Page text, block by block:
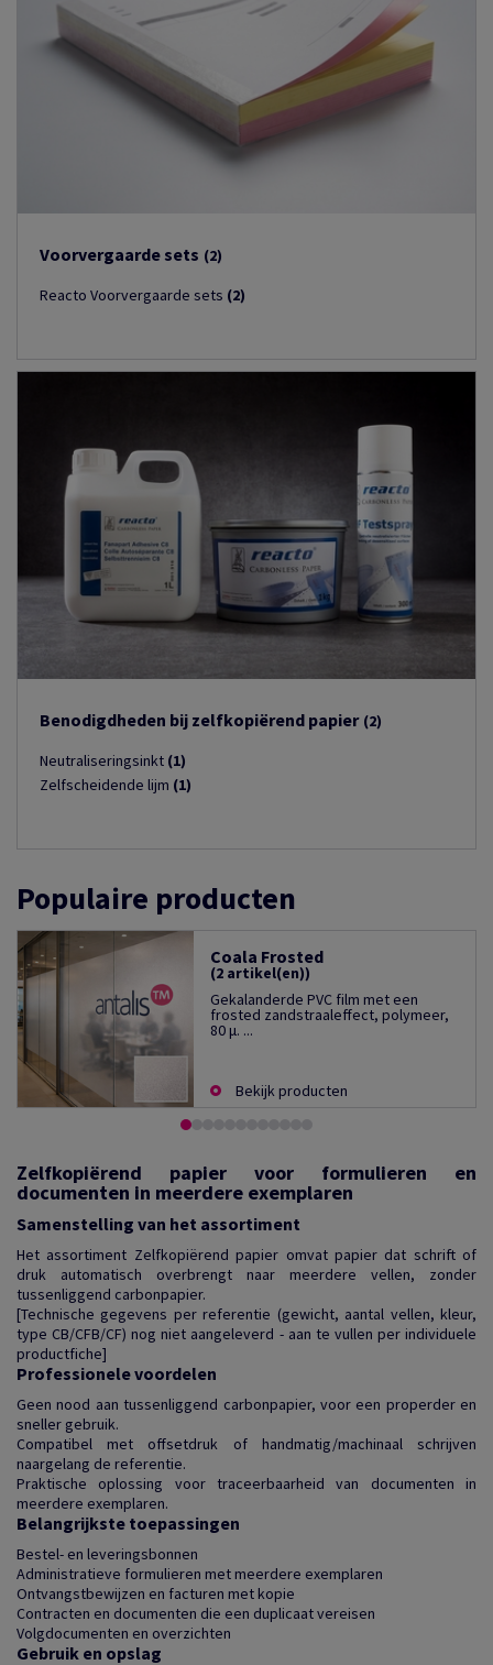
Voorvergaarde sets (2)
Reacto Voorvergaarde sets (2)
Benodigdheden bij zelfkopiërend papier (2)
Neutraliseringsinkt (1)
Zelfscheidende lijm (1)
Populaire producten
Coala Frosted
(2 artikel(en))
Gekalanderde PVC film met een
frosted zandstraaleffect, polymeer,
80 µ. ...
Bekijk producten
Zelfkopiërend papier voor formulieren en
documenten in meerdere exemplaren
Samenstelling van het assortiment
Het assortiment Zelfkopiërend papier omvat papier dat schrift of
druk automatisch overbrengt naar meerdere vellen, zonder
tussenliggend carbonpapier.
[Technische gegevens per referentie (gewicht, aantal vellen, kleur,
type CB/CFB/CF) nog niet aangeleverd - aan te vullen per individuele
productfiche]
Professionele voordelen
Geen nood aan tussenliggend carbonpapier, voor een properder en
sneller gebruik.
Compatibel met offsetdruk of handmatig/machinaal schrijven
naargelang de referentie.
Praktische oplossing voor traceerbaarheid van documenten in
meerdere exemplaren.
Belangrijkste toepassingen
Bestel- en leveringsbonnen
Administratieve formulieren met meerdere exemplaren
Ontvangstbewijzen en facturen met kopie
Contracten en documenten die een duplicaat vereisen
Volgdocumenten en overzichten
Gebruik en opslag